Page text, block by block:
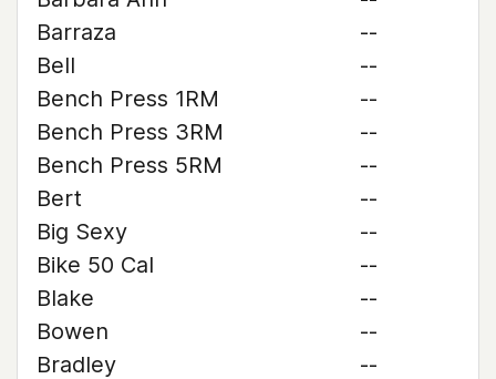
Barraza
--
Bell
--
Bench Press 1RM
--
Bench Press 3RM
--
Bench Press 5RM
--
Bert
--
Big Sexy
--
Bike 50 Cal
--
Blake
--
Bowen
--
Bradley
--